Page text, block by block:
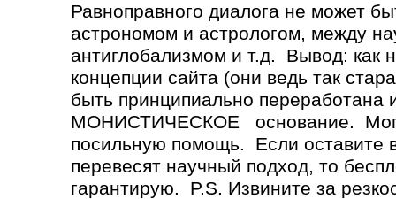
Равноправного диалога не
астрономом и астрологом, между
антиглобализмом и т.д. Вывод: как
концепции сайта (они ведь так
быть принципиально переработана
МОНИСТИЧЕСКОЕ основание. Могу
посильную помощь. Если оставите
перевесят научный подход, то
гарантирую. P.S. Извините за